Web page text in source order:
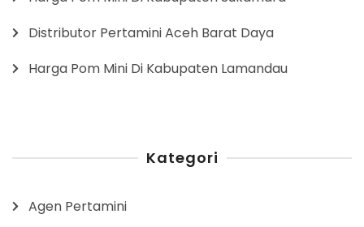
Distributor Pertamini Aceh Barat Daya
Harga Pom Mini Di Kabupaten Lamandau
Kategori
Agen Pertamini